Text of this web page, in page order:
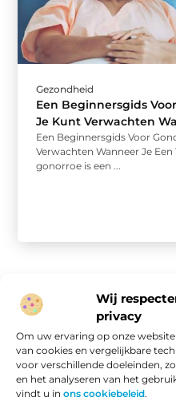
Wij
privacy
Om uw ervaring op onze
van cookies en vergelijkbare
voor verschillende doeleinden,
en het analyseren van het
vindt u in ons cookiebeleid.
Gezondheid
Een Beginnersgids
Je Kunt Verwachten
Een Beginnersgids Voor
Verwachten Wanneer Je
gonorroe is een ...
Onze informatie